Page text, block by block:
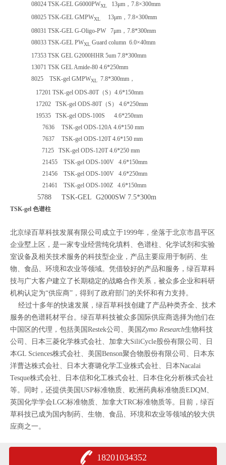
08024 TSK-GEL G6000PWXL 13μm ，7.8×300mm
08025 TSK-GEL GMPWXL 13μm ，7.8×300mm
08031 TSK-GEL G-Oligo-PW 7μm ，7.8*300mm
08033 TSK-GEL PWXL Guard column 6.0×40mm
17353 TSK GEL G2000HHR 5um 7.8*300mm
13071 TSK GEL Amide-80 4.6*250mm
8025 TSK-gel GMPWXL 7.8*300mm ，
17201 TSK-gel ODS-80T （S）4.6*150mm
17202 TSK-gel ODS-80T （S） 4.6*250mm
19535 TSK-gel ODS-100S 4.6*250mm
7636
TSK-gel ODS-120A 4.6*150 mm
7637
TSK-gel ODS-120T 4.6*150 mm
7125 TSK-gel ODS-120T 4.6*250 mm
21455 TSK-gel ODS-100V 4.6*150mm
21456 TSK-gel ODS-100V 4.6*250mm
21461
TSK-gel ODS-100Z 4.6*150mm
5788 TSK-GEL G2000SW 7.5*300m
TSK-gel 色谱柱
北京绿百草科技发展有限公司成立于1999年，坐落于北京市昌平区
企业墅上区，是一家专业经营纯化填料、色谱柱、化学试剂和实验
室设备及相关技术服务的科技型企业，产品主要应用于制药、生
物、食品、环境和农业等领域。凭借较好的产品和服务，绿百草科
技与广大客户建立了长期稳定的战略合作关系，被众多企业和科研
机构认定为“供应商”，得到了政府部门的关怀和有力支持。
经过十多年的快速发展，绿百草科技创建了产品种类齐全、技术
服务的色谱耗材平台。绿百草科技被众多国际供应商选择为他们在
中国区的代理，包括美国Restek公司、美国Zymo Research生物科技
公司、
日本三菱化学株式会社、加拿大SiliCycle股份有限公司、日
本GL Sciences株式会社、美国Benson聚合物股份有限公司、日本东
洋曹达株式会社、日本大赛璐化学工业株式会社、日本Nacalai
Tesque株式会社、日本信和化工株式会社、日本住化分析株式会社
等。同时，还提供美国USP标准物质、欧洲药典标准物质EDQM、
英国化学学会LGC标准物质、加拿大TRC标准物质等。目前，绿百
草科技已成为国内制药、生物、食品、环境和农业等领域的较大供
应商之一。
18201034352